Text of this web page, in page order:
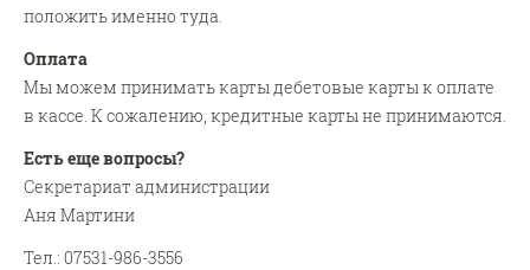
положить именно туда.
Оплата
Мы можем принимать карты дебетовые карты к оплате
в кассе. К сожалению, кредитные карты не принимаются.
Есть еще вопросы?
Секретариат администрации
Аня Мартини
Тел.: 07531-986-3556